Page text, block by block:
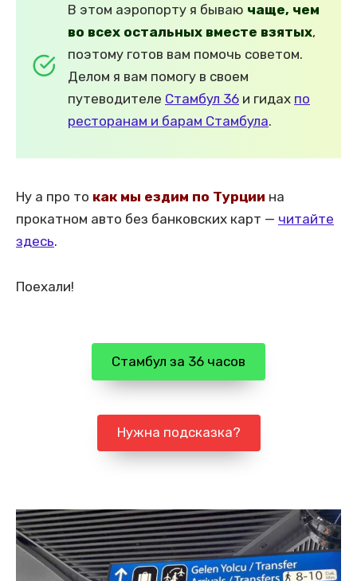
В этом аэропорту я бываю чаще, чем
во всех остальных вместе взятых,
поэтому готов вам помочь советом.
Делом я вам помогу в своем
путеводителе Стамбул 36 и гидах по
ресторанам и барам Стамбула.
Ну а про то как мы ездим по Турции на
прокатном авто без банковских карт — читайте
здесь.
Поехали!
Стамбул за 36 часов
Нужна подсказка?